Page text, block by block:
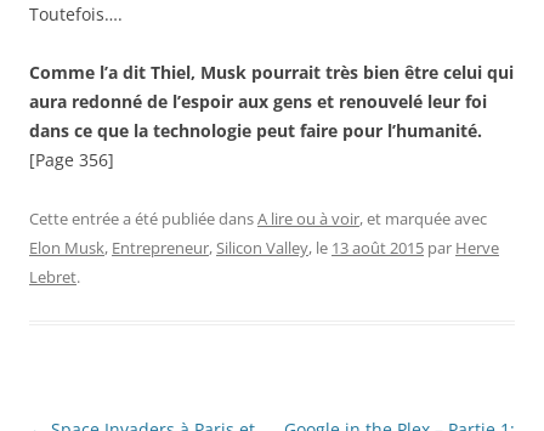
Toutefois….
Comme l’a dit Thiel, Musk pourrait très bien être celui qui
aura redonné de l’espoir aux gens et renouvelé leur foi
dans ce que la technologie peut faire pour l’humanité.
[Page 356]
Cette entrée a été publiée dansA lire ou à voir, et marquée avec
Elon Musk, Entrepreneur, Silicon Valley, le 13 août 2015 par Herve
Lebret.